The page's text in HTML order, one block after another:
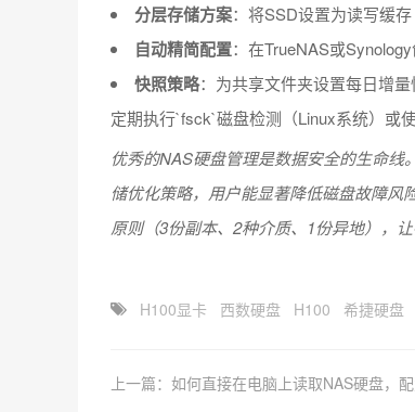
分层存储方案：将SSD设置为读写缓
自动精简配置：在TrueNAS或
快照策略：为共享文件夹设置每日增
定期执行`fsck`磁盘检测（Linux系统）或
优秀的NAS硬盘管理是数据安全的生命
储优化策略，用户能显著降低磁盘故障风
原则（3份副本、2种介质、1份异地），
H100显卡 西数硬盘 H100 希捷硬盘